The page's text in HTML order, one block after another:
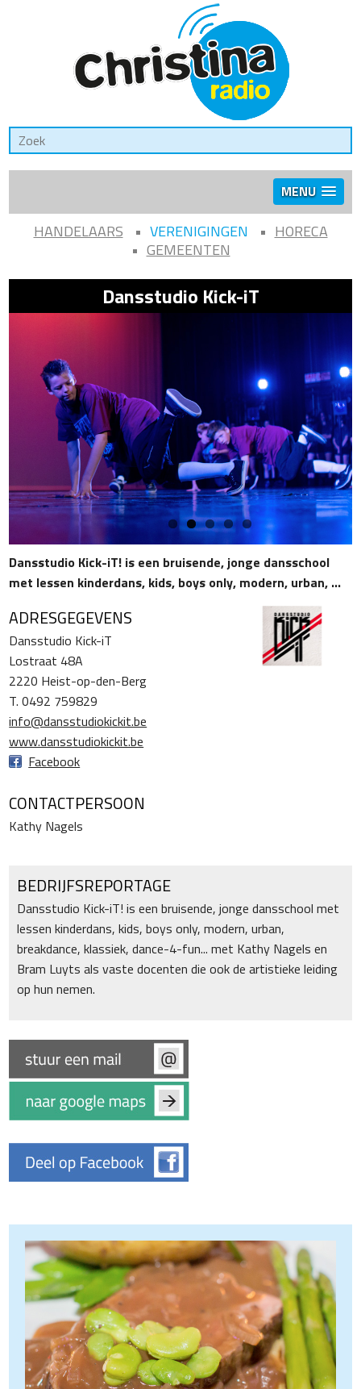
MENU
HANDELAARS VERENIGINGEN
HORECA
GEMEENTEN
Dansstudio Kick-iT
Dansstudio Kick-iT! is een bruisende, jonge dansschool
met lessen kinderdans, kids, boys only, modern, urban, ...
ADRESGEGEVENS
Dansstudio Kick-iT
Lostraat 48A
2220 Heist-op-den-Berg
T. 0492 759829
info@dansstudiokickit.be
www.dansstudiokickit.be
Facebook
CONTACTPERSOON
Kathy Nagels
BEDRIJFSREPORTAGE
Dansstudio Kick-iT! is een bruisende, jonge dansschool met
lessen kinderdans, kids, boys only, modern, urban,
breakdance, klassiek, dance-4-fun... met Kathy Nagels en
Bram Luyts als vaste docenten die ook de artistieke leiding
op hun nemen.